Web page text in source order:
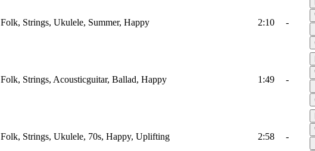
Folk, Strings, Ukulele, Summer, Happy 2:10 -
Folk, Strings, Acousticguitar, Ballad, Happy 1:49 -
Folk, Strings, Ukulele, 70s, Happy, Uplifting 2:58 -